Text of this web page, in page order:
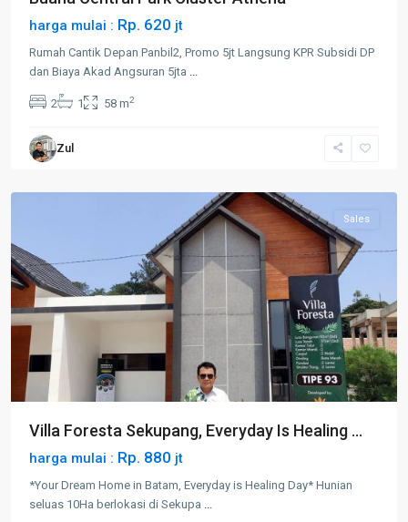
harga mulai : Rp. 620 jt
Rumah Cantik Depan Panbil2, Promo 5jt Langsung KPR Subsidi DP
dan Biaya Akad Angsuran 5jta ...
2 1 58 m2
Zul
Sales
Villa Foresta Sekupang, Everyday Is Healing ...
harga mulai : Rp. 880 jt
*Your Dream Home in Batam, Everyday is Healing Day* Hunian
seluas 10Ha berlokasi di Sekupa ...